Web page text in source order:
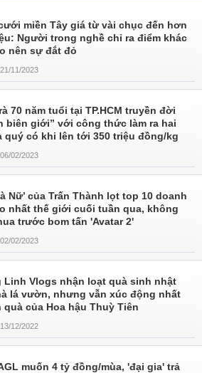
miền Tây giá từ vài chục đến hơn
Người trong nghề chỉ ra điểm khác
nên sự đắt đỏ
11/2023
70 năm tuổi tại TP.HCM truyền đời
biên giới” với công thức làm ra hai
quý có khi lên tới 350 triệu đồng/kg
02/2023
Nữ’ của Trấn Thành lọt top 10 doanh
nhất thế giới cuối tuần qua, không
trước bom tấn 'Avatar 2'
02/2023
Linh Vlogs nhận loạt quà sinh nhật
lá vườn, nhưng vẫn xúc động nhất
quà của Hoa hậu Thuỳ Tiên
12/2022
muốn 4 tỷ đồng/mùa, 'đại gia' trả